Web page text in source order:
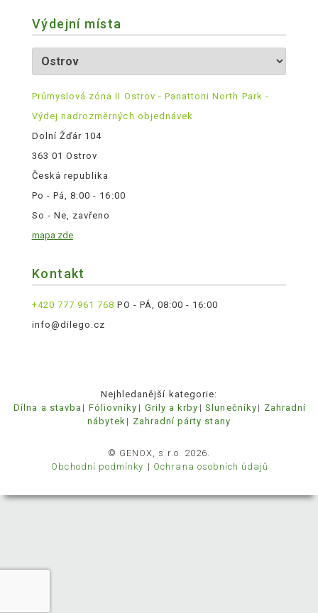
Výdejní místa
Průmyslová zóna II Ostrov - Panattoni North Park -
Výdej nadrozměrných objednávek
Dolní Žďár 104
363 01 Ostrov
Česká republika
Po - Pá, 8:00 - 16:00
So - Ne, zavřeno
mapa zde
Kontakt
+420 777 961 768 PO - PÁ, 08:00 - 16:00
info@dilego.cz
Nejhledanější kategorie:
Dílna a stavba
Fóliovníky Grily a krby Slunečníky
Zahradní
nábytek
Zahradní párty stany
© GENOX, s.r.o. 2026.
Obchodní podmínky
Ochrana osobních údajů